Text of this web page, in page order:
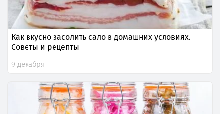
Как вкусно засолить сало в домашних условиях.
Советы и рецепты
9 декабря